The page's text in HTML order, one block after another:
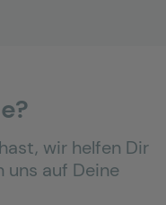
wir helfen Dir
uns auf Deine